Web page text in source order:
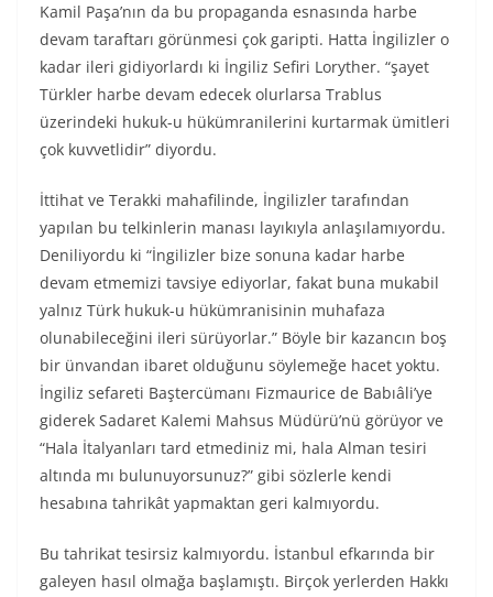
Kamil Paşa’nın da bu propaganda esnasında harbe
devam taraftarı görünmesi çok garipti. Hatta İngilizler o
kadar ileri gidiyorlardı ki İngiliz Sefiri Loryther. “şayet
Türkler harbe devam edecek olurlarsa Trablus
üzerindeki hukuk-u hükümranilerini kurtarmak ümitleri
çok kuvvetlidir” diyordu.
İttihat ve Terakki mahafilinde, İngilizler tarafından
yapılan bu telkinlerin manası layıkıyla anlaşılamıyordu.
Deniliyordu ki “İngilizler bize sonuna kadar harbe
devam etmemizi tavsiye ediyorlar, fakat buna mukabil
yalnız Türk hukuk-u hükümranisinin muhafaza
olunabileceğini ileri sürüyorlar.” Böyle bir kazancın boş
bir ünvandan ibaret olduğunu söylemeğe hacet yoktu.
İngiliz sefareti Baştercümanı Fizmaurice de Babıâli’ye
giderek Sadaret Kalemi Mahsus Müdürü’nü görüyor ve
“Hala İtalyanları tard etmediniz mi, hala Alman tesiri
altında mı bulunuyorsunuz?” gibi sözlerle kendi
hesabına tahrikât yapmaktan geri kalmıyordu.
Bu tahrikat tesirsiz kalmıyordu. İstanbul efkarında bir
galeyen hasıl olmağa başlamıştı. Birçok yerlerden Hakkı